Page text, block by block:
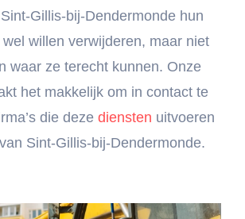
Gillis-bij-Dendermonde hun
willen verwijderen, maar niet
waar ze terecht kunnen. Onze
het makkelijk om in contact te
die deze diensten uitvoeren
Sint-Gillis-bij-Dendermonde.